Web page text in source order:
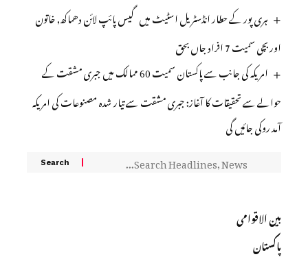
ہری پور کے حطار انڈسٹریل اسٹیٹ میں گیس پائپ لائن دھماکھ, خاتون
اور بچی سمیت 7 افراد جاں بحق
امریکہ کی جانب سے پاکستان سمیت 60 ممالک میں جبری مشقت کے
حوالے سے تحقیقات کا آغاز: جبری مشقت سے تیار شدہ مصنوعات کی امریکہ
آمد روکی جائیں گی
بین الاقوامی
پاکستان